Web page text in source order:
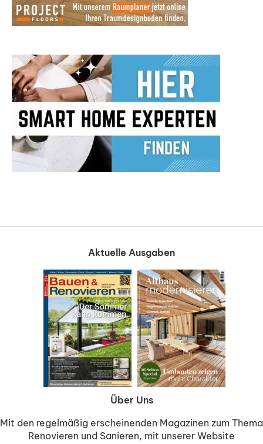
Aktuelle Ausgaben
Über Uns
Mit den regelmäßig erscheinenden Magazinen zum Thema
Renovieren und Sanieren, mit unserer Website